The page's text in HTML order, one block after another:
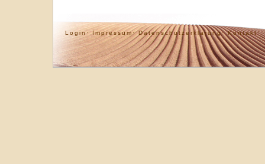
Login· Impressum· Datenschutzerklärung· Kontakt·